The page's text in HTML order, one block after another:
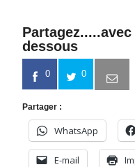
dessous
0 0
Partager :
WhatsApp
E-mail